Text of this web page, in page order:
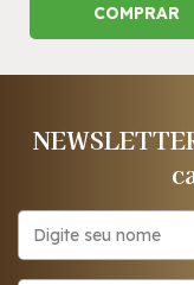
COMPRAR